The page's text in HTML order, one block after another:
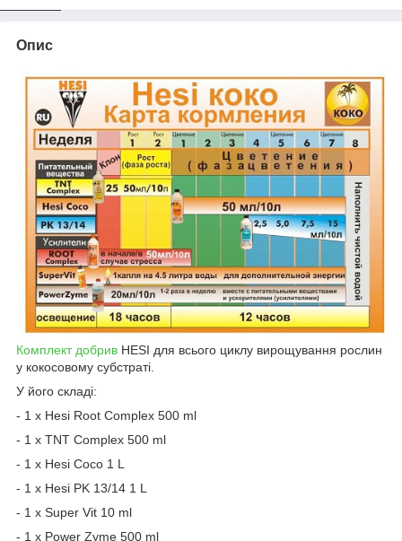
Опис
Комплект добрив HESI для всього циклу вирощування рослин
у кокосовому субстраті.
У його складі:
- 1 х Hesi Root Complex 500 ml
- 1 x TNT Complex 500 ml
- 1 x Hesi Coco 1 L
- 1 x Hesi PK 13/14 1 L
- 1 x Super Vit 10 ml
- 1 x Power Zyme 500 ml